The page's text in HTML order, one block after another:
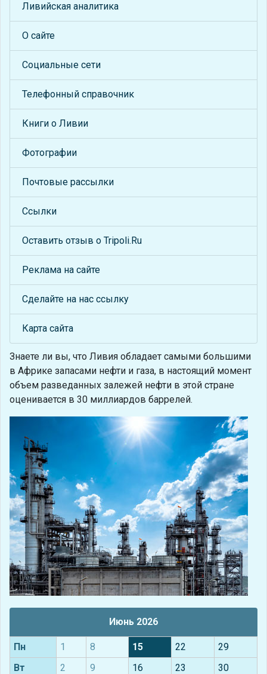
Ливийская аналитика
О сайте
Социальные сети
Телефонный справочник
Книги о Ливии
Фотографии
Почтовые рассылки
Ссылки
Оставить отзыв о Tripoli.Ru
Реклама на сайте
Сделайте на нас ссылку
Карта сайта
Знаете ли вы, что Ливия обладает самыми большими
в Африке запасами нефти и газа, в настоящий момент
объем разведанных залежей нефти в этой стране
оценивается в 30 миллиардов баррелей.
Июнь 2026
Пн 1 8 15 22
29
Вт
2 9 16 23 30